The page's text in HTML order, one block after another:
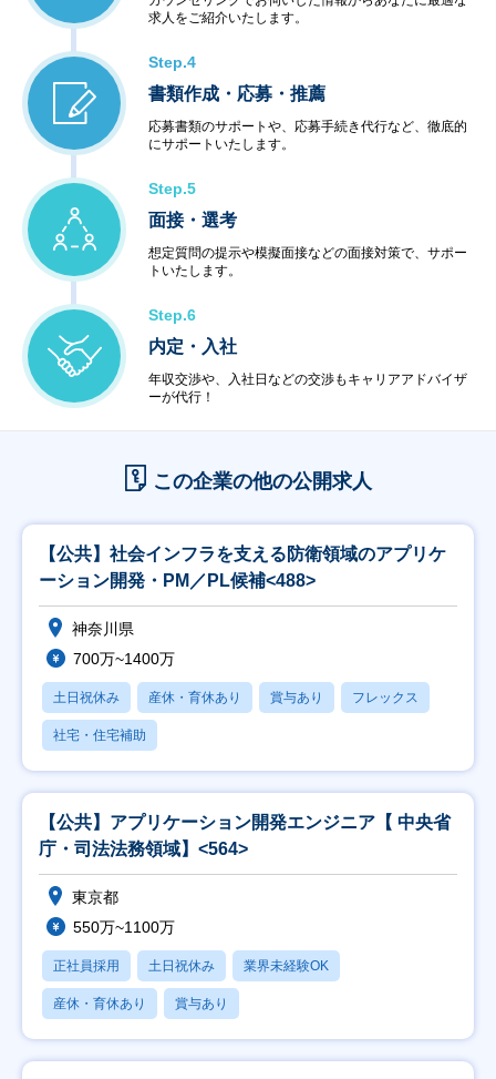
求人をご紹介いたします。
Step.4
書類作成・応募・推薦
応募書類のサポートや、応募手続き代行など、徹底的
にサポートいたします。
Step.5
面接・選考
想定質問の提示や模擬面接などの面接対策で、サポー
トいたします。
Step.6
内定・入社
年収交渉や、入社日などの交渉もキャリアアドバイザ
ーが代行！
この企業の他の公開求人
【公共】社会インフラを支える防衛領域のアプリケ
ーション開発・PM／PL候補<488>
神奈川県
700万~1400万
土日祝休み 産休・育休あり 賞与あり フレックス
社宅・住宅補助
【公共】アプリケーション開発エンジニア【 中央省
庁・司法法務領域】<564>
東京都
550万~1100万
正社員採用 土日祝休み 業界未経験OK
産休・育休あり 賞与あり